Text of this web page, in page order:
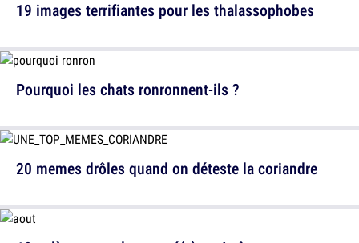
19 images terrifiantes pour les thalassophobes
20 memes drôles quand on déteste la coriandre
Pourquoi les chats ronronnent-ils ?